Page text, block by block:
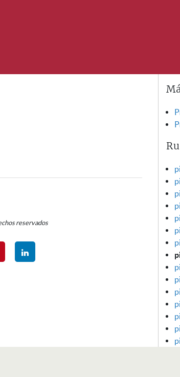
reservados